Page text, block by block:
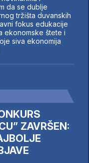
da se dublje
tržišta duvanskih
fokus edukacije
ekonomske štete i
siva ekonomija
ZAVRŠEN: